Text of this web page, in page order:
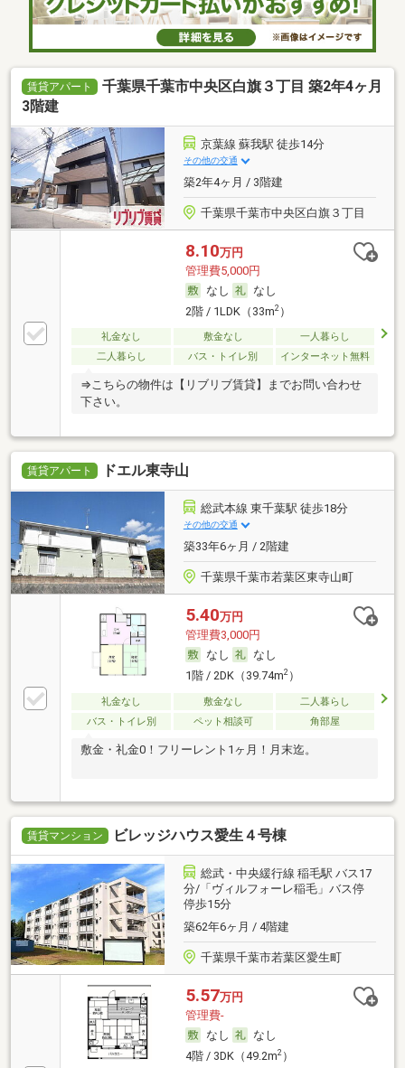
賃貸アパート
千葉県千葉市中央区白旗３丁目 築2年4ヶ月
3階建
京葉線 蘇我駅 徒歩14分
その他の交通
築2年4ヶ月 / 3階建
千葉県千葉市中央区白旗３丁目
8.10万円
管理費5,000円
なし
なし
2階 / 1LDK（33m2）
礼金なし 敷金なし
一人暮らし
二人暮らし
バス・トイレ別 インターネット無料
⇒こちらの物件は【リブリブ賃貸】までお問い合わせ
下さい。
賃貸アパート ドエル東寺山
総武本線 東千葉駅 徒歩18分
その他の交通
築33年6ヶ月 / 2階建
千葉県千葉市若葉区東寺山町
5.40万円
管理費3,000円
なし
なし
1階 / 2DK（39.74m2）
礼金なし 敷金なし
二人暮らし
バス・トイレ別
ペット相談可 角部屋
敷金・礼金0！フリーレント1ヶ月！月末迄。
賃貸マンション ビレッジハウス愛生４号棟
総武・中央緩行線 稲毛駅 バス17
分/「ヴィルフォーレ稲毛」バス停
停歩15分
築62年6ヶ月 / 4階建
千葉県千葉市若葉区愛生町
5.57万円
管理費-
なし
なし
4階 / 3DK（49.2m2）